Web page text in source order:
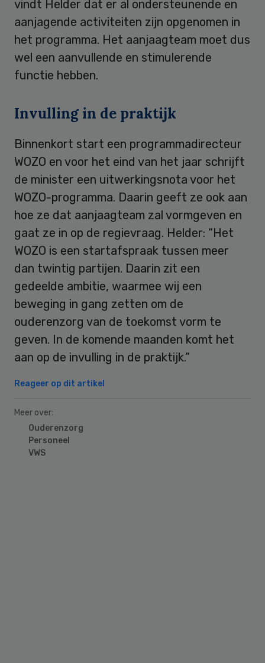
vindt Helder dat er al ondersteunende en
aanjagende activiteiten zijn opgenomen in
het programma. Het aanjaagteam moet dus
wel een aanvullende en stimulerende
functie hebben.
Invulling in de praktijk
Binnenkort start een programmadirecteur
WOZO en voor het eind van het jaar schrijft
de minister een uitwerkingsnota voor het
WOZO-programma. Daarin geeft ze ook aan
hoe ze dat aanjaagteam zal vormgeven en
gaat ze in op de regievraag. Helder: “Het
WOZO is een startafspraak tussen meer
dan twintig partijen. Daarin zit een
gedeelde ambitie, waarmee wij een
beweging in gang zetten om de
ouderenzorg van de toekomst vorm te
geven. In de komende maanden komt het
aan op de invulling in de praktijk.”
Reageer op dit artikel
Meer over:
Ouderenzorg
Personeel
VWS